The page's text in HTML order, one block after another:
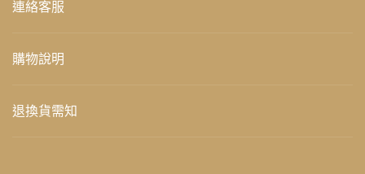
連絡客服
購物說明
退換貨需知